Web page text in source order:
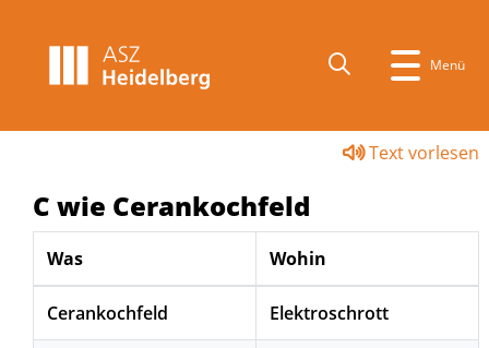
Menü
Text vorlesen
C wie Cerankochfeld
Was Wohin
Cerankochfeld Elektroschrott